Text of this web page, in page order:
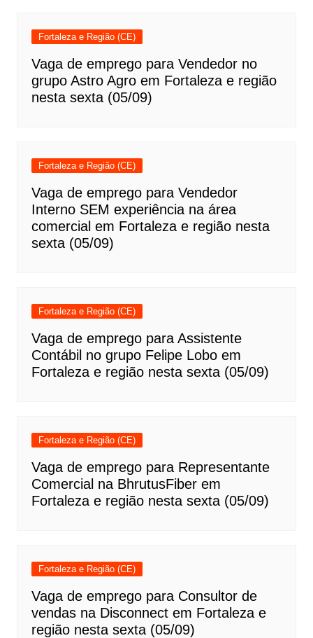
Fortaleza e Região (CE)
Vaga de emprego para Vendedor no
grupo Astro Agro em Fortaleza e região
nesta sexta (05/09)
Fortaleza e Região (CE)
Vaga de emprego para Vendedor
Interno SEM experiência na área
comercial em Fortaleza e região nesta
sexta (05/09)
Fortaleza e Região (CE)
Vaga de emprego para Assistente
Contábil no grupo Felipe Lobo em
Fortaleza e região nesta sexta (05/09)
Fortaleza e Região (CE)
Vaga de emprego para Representante
Comercial na BhrutusFiber em
Fortaleza e região nesta sexta (05/09)
Fortaleza e Região (CE)
Vaga de emprego para Consultor de
vendas na Disconnect em Fortaleza e
região nesta sexta (05/09)